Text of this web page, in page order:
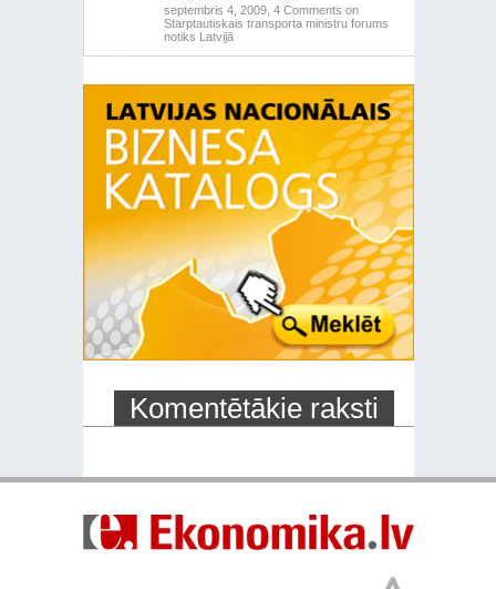
septembris 4, 2009, 4 Comments on
Starptautiskais transporta ministru forums
notiks Latvijā
Komentētākie raksti